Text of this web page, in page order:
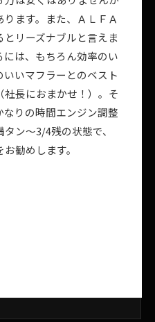
ます。また、ＡＬＦＡ
リーズナブルと言えま
は、もちろん効率のい
いマフラーとのベスト
長におまかせ！）。そ
りの時間エンジン調整
ン～3/4残の状態で、
勧めします。